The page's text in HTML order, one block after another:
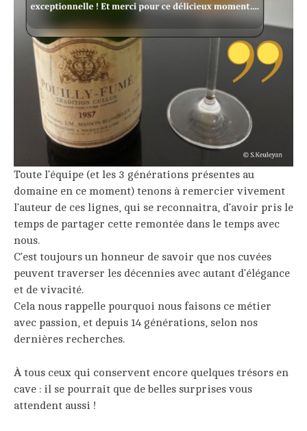
Toute l’équipe (et les 3 générations présentes au
domaine en ce moment) tenons à remercier vivement
l’auteur de ces lignes, qui se reconnaitra, d’avoir pris le
temps de partager cette remontée dans le temps avec
nous.
C’est toujours un honneur de savoir que nos cuvées
peuvent traverser les décennies avec autant d’élégance
et de vivacité.
Cela nous rappelle pourquoi nous faisons ce métier
avec passion, et depuis 14 générations, selon nos
dernières recherches.
À tous ceux qui conservent encore quelques trésors en
cave : il se pourrait que de belles surprises vous
attendent aussi !